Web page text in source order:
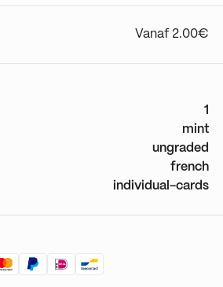
Vanaf 2.00€
1
mint
ungraded
french
individual-cards